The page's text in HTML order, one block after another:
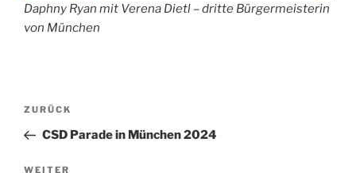
Daphny Ryan mit Verena Dietl – dritte Bürgermeisterin
von München
Beitragsnavigation
Vorheriger
Beitrag
ZURÜCK
CSD Parade in München 2024
WEITER